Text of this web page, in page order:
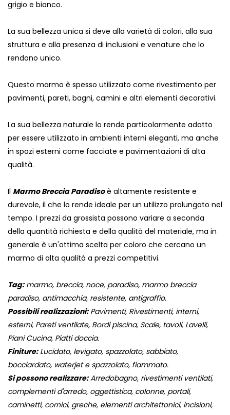
grigio e bianco.
La sua bellezza unica si deve alla varietà di colori, alla sua
struttura e alla presenza di inclusioni e venature che lo
rendono unico.
Questo marmo è spesso utilizzato come rivestimento per
pavimenti, pareti, bagni, camini e altri elementi decorativi.
La sua bellezza naturale lo rende particolarmente adatto
per essere utilizzato in ambienti interni eleganti, ma anche
in spazi esterni come facciate e pavimentazioni di alta
qualità.
Il Marmo Breccia Paradisoè altamente resistente e
durevole, il che lo rende ideale per un utilizzo prolungato nel
tempo. I prezzi da grossista possono variare a seconda
della quantità richiesta e della qualità del materiale, ma in
generale è un'ottima scelta per coloro che cercano un
marmo di alta qualità a prezzi competitivi.
Tag:marmo, breccia, noce, paradiso, marmo breccia
paradiso, antimacchia, resistente, antigraffio.
Possibili realizzazioni:Pavimenti, Rivestimenti, interni,
esterni, Pareti ventilate, Bordi piscina, Scale, tavoli, Lavelli,
Piani Cucina, Piatti doccia.
Finiture:Lucidato, levigato, spazzolato, sabbiato,
bocciardato, waterjet e spazzolato, fiammato.
Si possono realizzare:Arredobagno, rivestimenti ventilati,
complementi d'arredo, oggettistica, colonne, portali,
caminetti, cornici, greche, elementi architettonici, incisioni,